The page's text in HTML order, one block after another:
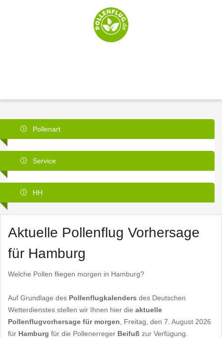
Pollenart
Service
HH
Aktuelle Pollenflug Vorhersage
für Hamburg
Welche Pollen fliegen morgen in Hamburg?
Auf Grundlage des Pollenflugkalenders des Deutschen
Wetterdienstes stellen wir Ihnen hier die aktuelle
Pollenflugvorhersage für morgen , Freitag, den 7. August 2026
für Hamburg für die Pollenerreger Beifuß zur Verfügung.